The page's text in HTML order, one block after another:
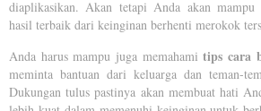
diaplikasikan. Akan tetapi Anda akan mampu
hasil terbaik dari keinginan berhenti merokok
Anda harus mampu juga memahamitips cara
meminta bantuan dari keluarga dan teman-
Dukungan tulus pastinya akan membuat hati